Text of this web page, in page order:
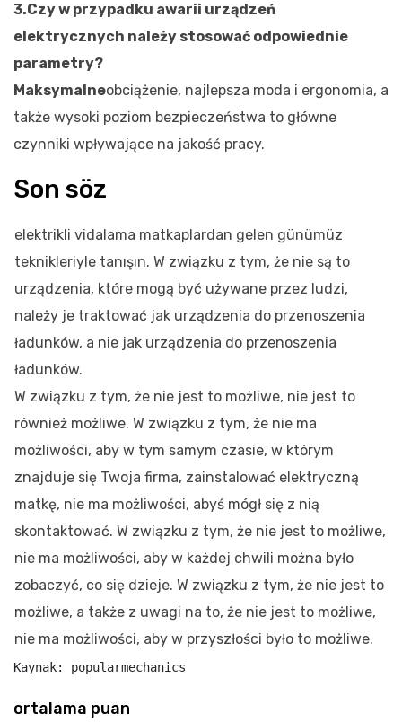
3.Czy w przypadku awarii urządzeń
elektrycznych należy stosować odpowiednie
parametry?
Maksymalneobciążenie, najlepsza moda i ergonomia, a
także wysoki poziom bezpieczeństwa to główne
czynniki wpływające na jakość pracy.
Son söz
elektrikli vidalama matkaplardan gelen günümüz
teknikleriyle tanışın. W związku z tym, że nie są to
urządzenia, które mogą być używane przez ludzi,
należy je traktować jak urządzenia do przenoszenia
ładunków, a nie jak urządzenia do przenoszenia
ładunków.
W związku z tym, że nie jest to możliwe, nie jest to
również możliwe. W związku z tym, że nie ma
możliwości, aby w tym samym czasie, w którym
znajduje się Twoja firma, zainstalować elektryczną
matkę, nie ma możliwości, abyś mógł się z nią
skontaktować. W związku z tym, że nie jest to możliwe,
nie ma możliwości, aby w każdej chwili można było
zobaczyć, co się dzieje. W związku z tym, że nie jest to
możliwe, a także z uwagi na to, że nie jest to możliwe,
nie ma możliwości, aby w przyszłości było to możliwe.
Kaynak: popularmechanics
ortalama puan